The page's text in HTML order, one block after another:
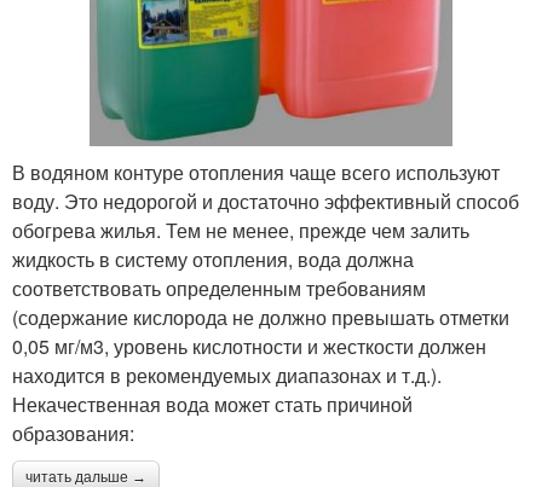
В водяном контуре отопления чаще всего используют
воду. Это недорогой и достаточно эффективный способ
обогрева жилья. Тем не менее, прежде чем залить
жидкость в систему отопления, вода должна
соответствовать определенным требованиям
(содержание кислорода не должно превышать отметки
0,05 мг/м3, уровень кислотности и жесткости должен
находится в рекомендуемых диапазонах и т.д.).
Некачественная вода может стать причиной
образования:
читать дальше →